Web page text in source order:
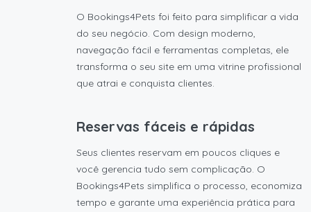
O Bookings4Pets foi feito para simplificar a vida
do seu negócio. Com design moderno,
navegação fácil e ferramentas completas, ele
transforma o seu site em uma vitrine profissional
que atrai e conquista clientes.
Reservas fáceis e rápidas
Seus clientes reservam em poucos cliques e
você gerencia tudo sem complicação. O
Bookings4Pets simplifica o processo, economiza
tempo e garante uma experiência prática para